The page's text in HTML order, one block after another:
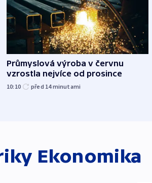
Průmyslová výroba v červnu
vzrostla nejvíce od prosince
10:10 před 14minutami
Ekonomika